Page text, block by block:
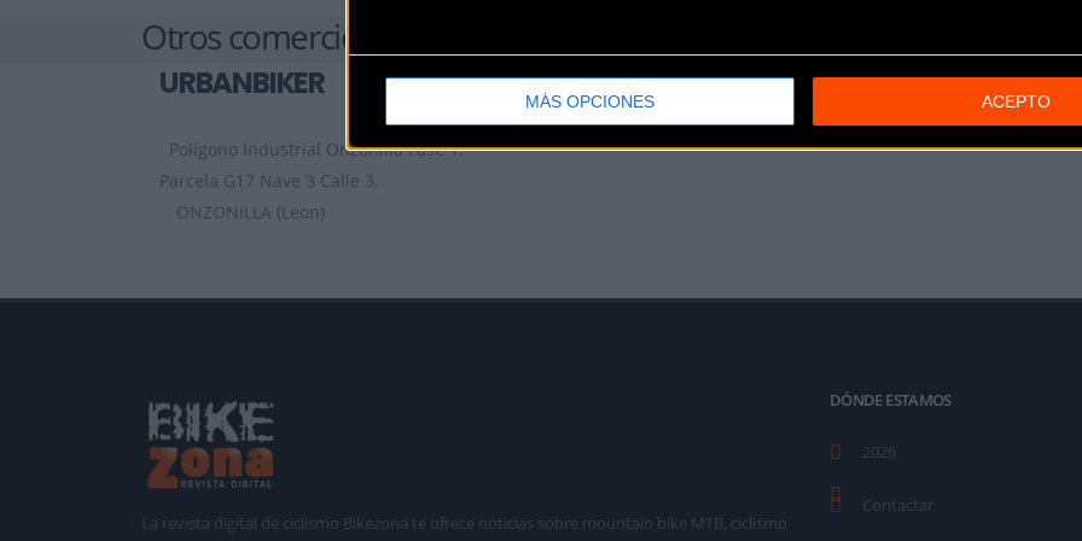
MÁS OPCIONES ACEPTO
Otros comercios
URBANBIKER
Polígono Industrial Onzonilla Fase 1.
Parcela G17 Nave 3 Calle 3.
ONZONILLA (Leon)
Anterior
La revista digital de ciclismo Bikezona te ofrece noticias sobre mountain bike MTB, ciclismo
DÓNDE ESTAMOS
2026
Contactar